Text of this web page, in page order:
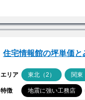
住宅情報館の坪単価と
エリア 東北（2） 関東
特徴 地震に強い工務店